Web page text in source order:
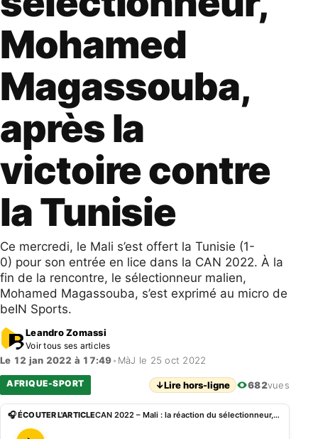
Mohamed
Magassouba,
après la
victoire contre
la Tunisie
Ce mercredi, le Mali s’est offert la Tunisie (1-
0) pour son entrée en lice dans la CAN 2022. À la
fin de la rencontre, le sélectionneur malien,
Mohamed Magassouba, s’est exprimé au micro de
beIN Sports.
Leandro Zomassi
Voir tous ses articles
Le 12 jan 2022 à 17:49• MàJ le 25 oct 2022
AFRIQUE-SPORT ↓Lire hors-ligne 682vues
🎧 ÉCOUTER L'ARTICLE CAN 2022 – Mali : la réaction du sélectionneur, Mohamed Magassouba, après la victoire contre la Tunisie